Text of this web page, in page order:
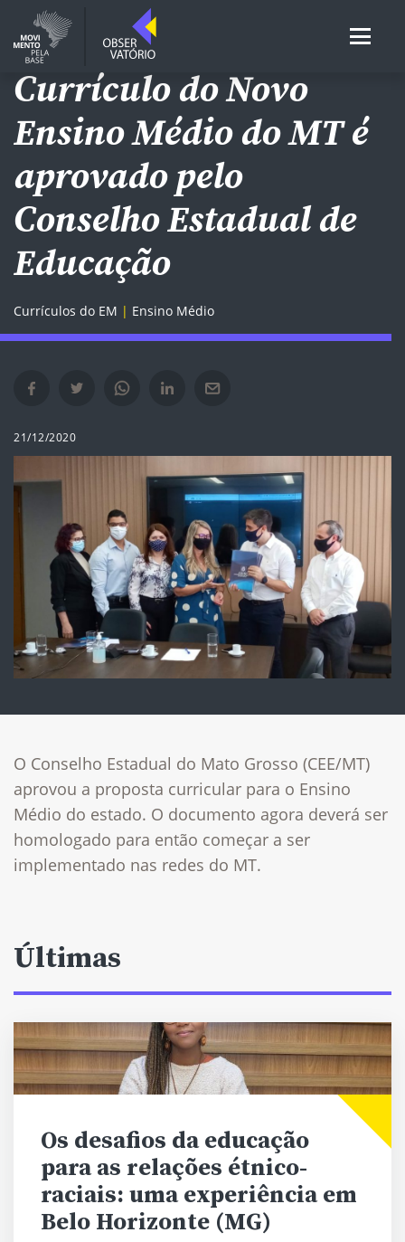
ENSINO MÉDIO
Currículo do Novo
Ensino Médio do MT é
aprovado pelo
Conselho Estadual de
Educação
Currículos do EM Ensino Médio
Compartilhar no Facebook em nova janela
Compartilhar no Twitter em nova janela
Compartilhar no Whatsapp em nova janela
Compartilhar no Linkedin em nova janela
Compartilhar por e-mail em nova janela
21/12/2020
O Conselho Estadual do Mato Grosso (CEE/MT)
aprovou a proposta curricular para o Ensino
Médio do estado. O documento agora deverá ser
homologado para então começar a ser
implementado nas redes do MT.
Últimas
Os desafios da educação
para as relações étnico-
raciais: uma experiência em
Belo Horizonte (MG)